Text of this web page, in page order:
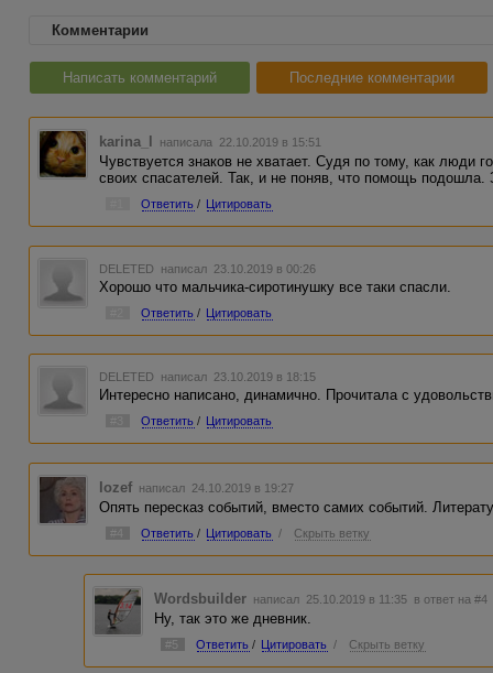
Комментарии
Написать комментарий Последние комментарии
karina_l написала 22.10.2019 в 15:51
Чувствуется знаков не хватает. Судя по тому, как люди
своих спасателей. Так, и не поняв, что помощь подошла.
Ответить / Цитировать
DELETED написал 23.10.2019 в 00:26
Хорошо что мальчика-сиротинушку все таки спасли.
Ответить / Цитировать
DELETED написал 23.10.2019 в 18:15
Интересно написано, динамично. Прочитала с
Ответить / Цитировать
Iozef написал 24.10.2019 в 19:27
Опять пересказ событий, вместо самих событий.
#4 Ответить / Цитировать / Скрыть ветку
Wordsbuilder написал 25.10.2019 в 11:35 в ответ на #4
Ну, так это же дневник.
#5 Ответить / Цитировать / Скрыть ветку